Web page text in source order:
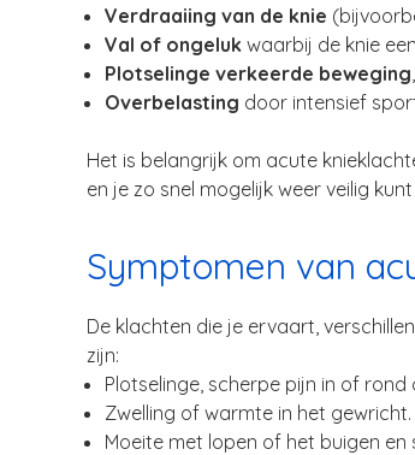
Verdraaiing van de knie
Val of ongeluk waarbij de knie
Plotselinge verkeerde beweging
Overbelasting door intensief
Het is belangrijk om acute
en je zo snel mogelijk weer veilig
Symptomen van
De klachten die je ervaart,
zijn:
Plotselinge, scherpe pijn in of rond
Zwelling of warmte in het gewricht.
Moeite met lopen of het buigen en